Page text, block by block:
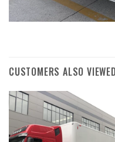
CUSTOMERS ALSO VIEWED